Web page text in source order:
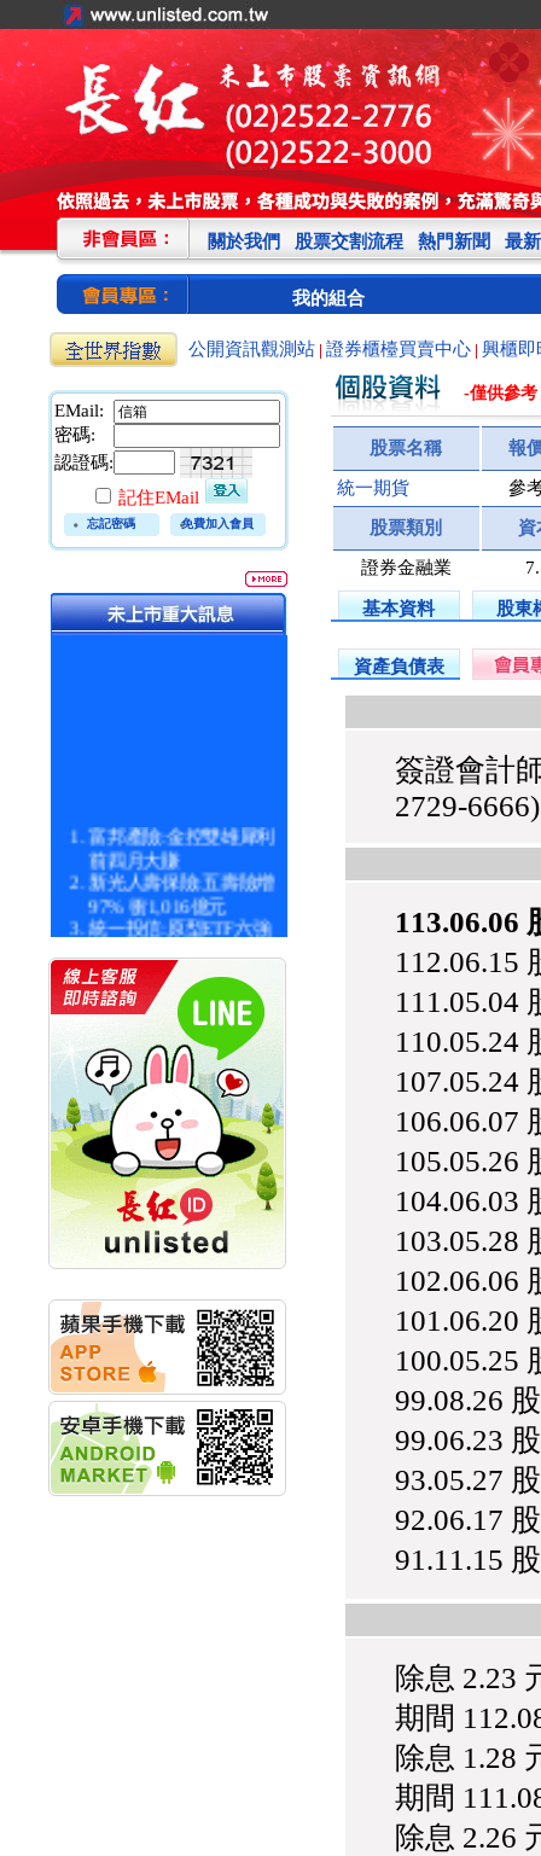
關於我們 股票交割流程 熱門新聞 最
我的組合
公開資訊觀測站 證券櫃檯買賣中心 興櫃即
EMail:
密碼:
認證碼:
記住EMail
忘記密碼 免費加入會員
富邦產險:金控雙雄犀利
前四月大賺
新光人壽保險:五壽險增
97% 衝1,016億元
統一投信:原型ETF六強
漲逾九成
統一投信:主動式ETF溢
價 被盯上
新光人壽保險:新壽Q1外
價金將達996億
宇辰系統科技:宇辰業績
創新高 啟動興櫃轉上櫃
計畫
明緯企業:明緯永續科技
競賽 以電源驅動善的力
量
秀育企業:秀育SHO-U儲
能系統 獲國內首張CNS
認證
華旭先進:代重要子公司
碩通散熱股份有限公司
公告董事會通過發言人
及代理發
華旭先進:代重要子公司
碩通散熱股份有限公司
公告董事會決議發行員
工認股權
華旭先進:代重要子公司
-僅供參考
股票名稱 報
統一期貨 參
股票類別 資
證券金融業
基本資料 股東
資產負債表
簽證會計
2729-6666)
113.06.06
112.06.15
111.05.04
110.05.24
107.05.24
106.06.07
105.05.26
104.06.03
103.05.28
102.06.06
101.06.20
100.05.25
99.08.26
99.06.23
93.05.27
92.06.17
91.11.15
除息 2.23
期間
除息 1.28
期間
除息 2.26